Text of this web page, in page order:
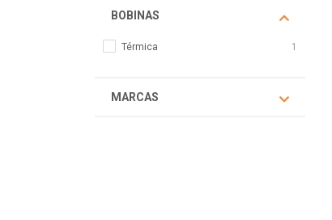
BOBINAS
Térmica 1
MARCAS